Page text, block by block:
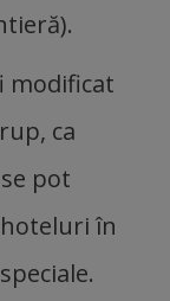
modificat
ca
pot
în